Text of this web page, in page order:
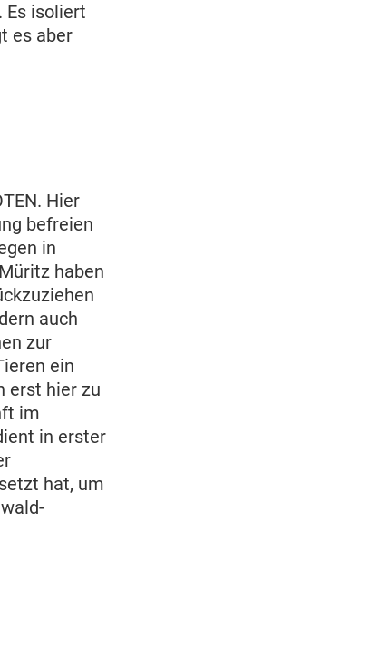
Es isoliert
es aber
Hier
befreien
in
haben
auch
zur
ein
erst hier zu
im
in erster
hat, um